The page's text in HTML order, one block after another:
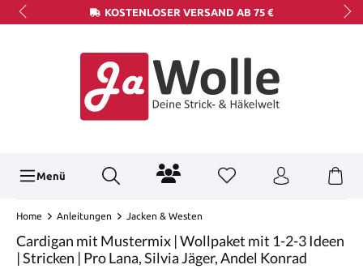
KOSTENLOSER VERSAND AB 75 €
Menü
Home Anleitungen Jacken & Westen
Cardigan mit Mustermix | Wollpaket mit 1-2-3 Ideen
| Stricken | Pro Lana, Silvia Jäger, Andel Konrad